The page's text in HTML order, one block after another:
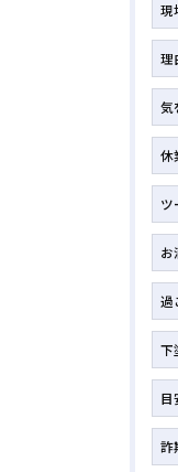
現
理
気
休
ツ
お
過
下
目
詐